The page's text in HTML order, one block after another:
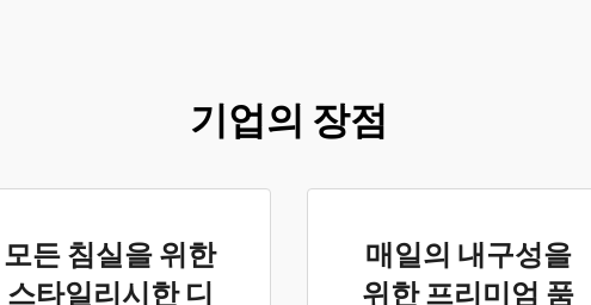
기업의 장점
모든 침실을 위한
스타일리시한 디
매일의 내구성을
위한 프리미엄 품